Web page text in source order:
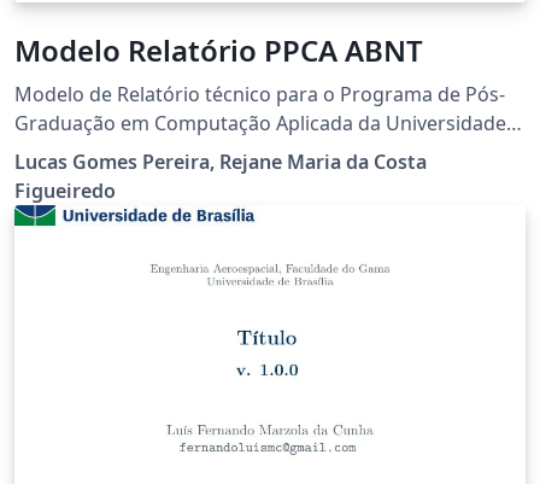
Modelo Relatório PPCA ABNT
Modelo de Relatório técnico para o Programa de Pós-
Graduação em Computação Aplicada da Universidade
de Brasília.
Lucas Gomes Pereira, Rejane Maria da Costa
Figueiredo